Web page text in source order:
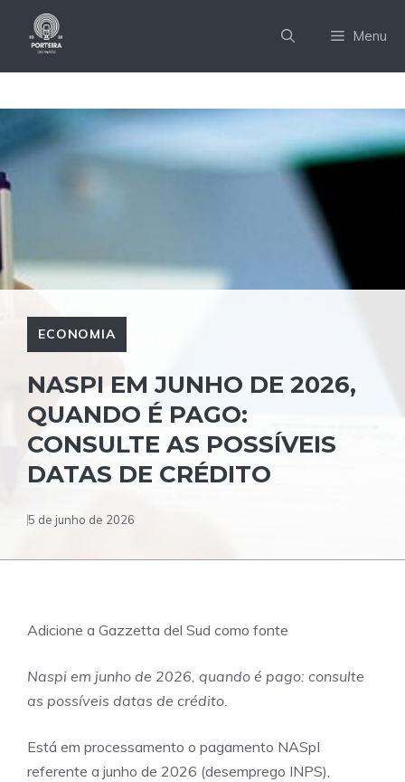
Menu
ECONOMIA
NASPI EM JUNHO DE 2026,
QUANDO É PAGO:
CONSULTE AS POSSÍVEIS
DATAS DE CRÉDITO
5 de junho de 2026
Adicione a Gazzetta del Sud como fonte
Naspi em junho de 2026, quando é pago: consulte
as possíveis datas de crédito.
Está em processamento o pagamento NASpI
referente a junho de 2026 (desemprego INPS),